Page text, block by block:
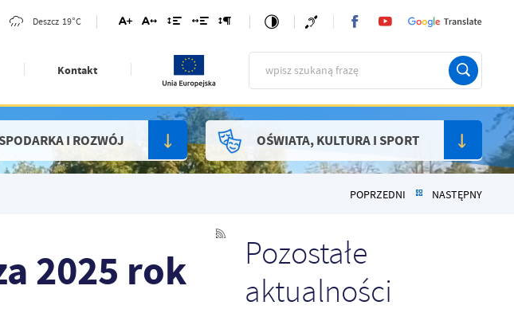
Deszcz 19°C
Kontakt
I ROZWÓJ OŚWIATA, KULTURA I SPORT
POPRZEDNI NASTĘPNY
2025 rok
Pozostałe
aktualności